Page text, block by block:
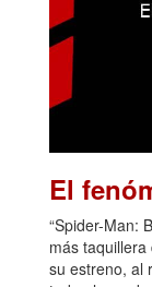
El
“Spider-Man:
más
su estreno, al